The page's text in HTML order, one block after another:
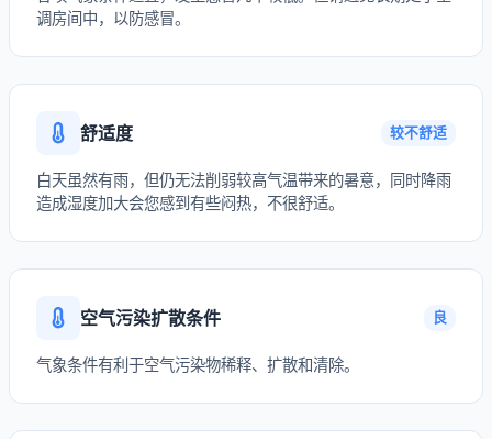
调房间中，以防感冒。
舒适度 较不舒适
白天虽然有雨，但仍无法削弱较高气温带来的暑意，同时降雨
造成湿度加大会您感到有些闷热，不很舒适。
空气污染扩散条件 良
气象条件有利于空气污染物稀释、扩散和清除。